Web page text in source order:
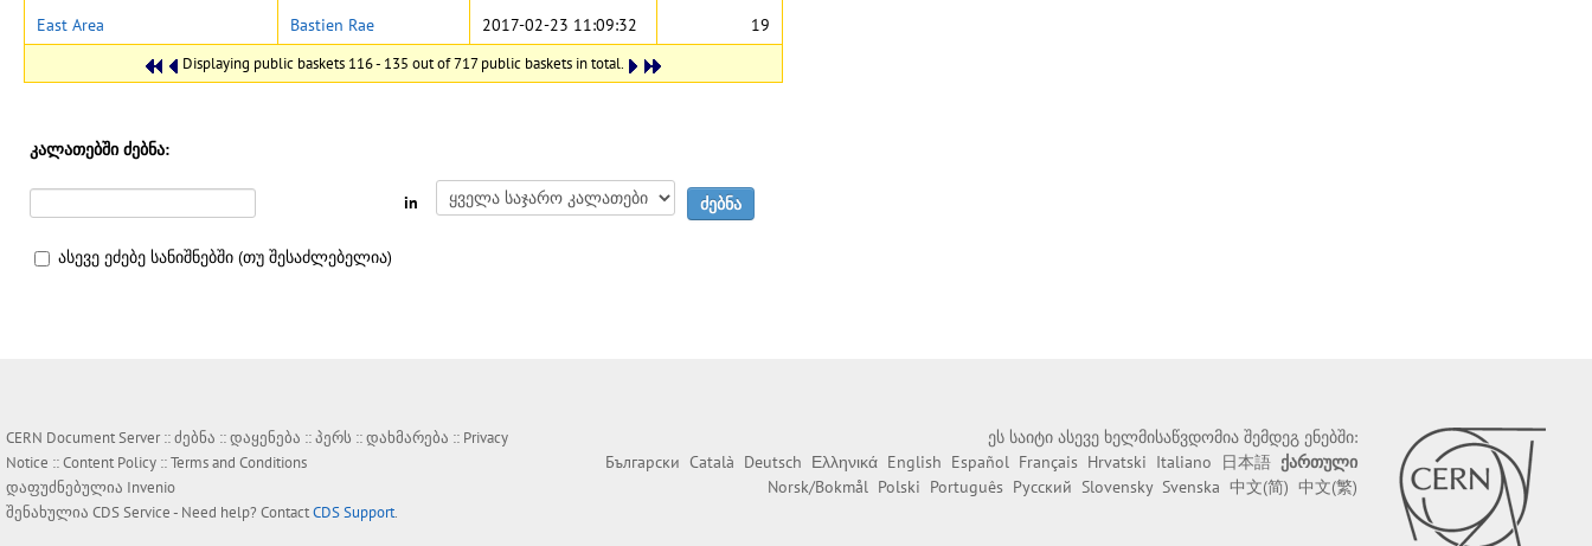
Displaying public baskets 116 - 135 out of 717 public baskets in total.
East Area
Bastien Rae 2017-02-23 11:09:32 19
კალათებში ძებნა:
in
ასევე ეძებე სანიშნებში (თუ შესაძლებელია)
CERN Document Server ::ძებნა ::დაყენება ::პერს ::დახმარება :: Privacy
Notice ::Content Policy ::Terms and Conditions
დაფუძნებულია Invenio
შენახულია CDS Service- Need help? ContactCDS Support.
ეს საიტი ასევე ხელმისაწვდომია შემდეგ ენებში:
Български Català Deutsch Ελληνικά English Español Français Hrvatski Italiano 日本語 ქართული
Norsk/Bokmål Polski Português Русский Slovensky Svenska 中文(简) 中文(繁)